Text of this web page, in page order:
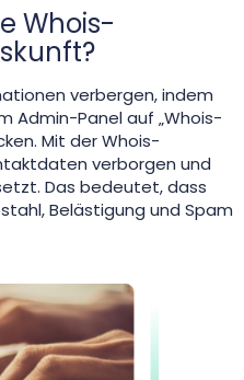
Whois-
verbergen, indem
Admin-Panel auf „Whois-
Mit der Whois-
verborgen und
Das bedeutet, dass
Belästigung und Spam